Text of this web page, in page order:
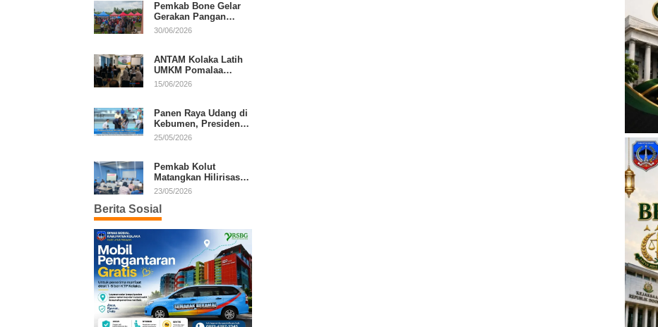
Pemkab Bone Gelar
Gerakan Pangan
Murah, Warga Serbu
30/06/2026
ANTAM Kolaka Latih
UMKM Pomalaa
Kembangkan Produk
15/06/2026
Panen Raya Udang di
Kebumen, Presiden
Prabowo Tekankan
25/05/2026
Pemkab Kolut
Matangkan Hilirisasi
Kakao dan Kelapa,
Daerah
23/05/2026
Berita Sosial